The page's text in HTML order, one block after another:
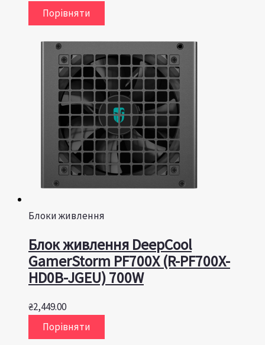
Порівняти
Блоки живлення
Блок живлення DeepCool
GamerStorm PF700X (R-PF700X-
HD0B-JGEU) 700W
₴2,449.00
Порівняти